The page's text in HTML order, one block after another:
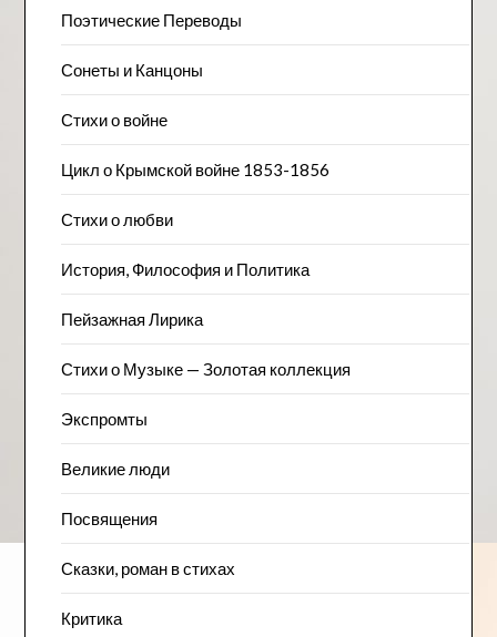
Поэтические Переводы
Сонеты и Канцоны
Стихи о войне
Цикл о Крымской войне 1853-1856
Стихи о любви
История, Философия и Политика
Пейзажна​я Лирика
Стихи о Музыке — Золотая коллекция
Экспромты
Великие люди
Посвящения
Сказки, роман в стихах
Критика